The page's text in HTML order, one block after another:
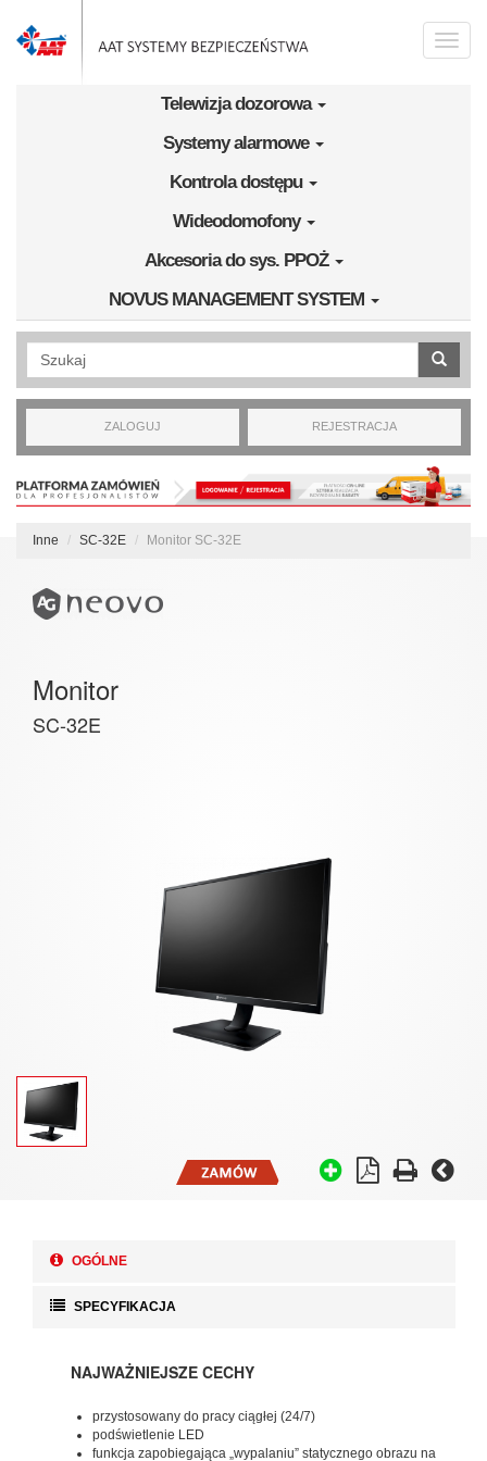
Toggle
Telewizja dozorowa
Systemy alarmowe
Kontrola dostępu
Wideodomofony
Akcesoria do sys. PPOŻ
NOVUS MANAGEMENT SYSTEM
Wyszukiwanie pełnotekstowe
ZALOGUJ REJESTRACJA
Inne SC-32E Monitor SC-32E
Monitor
SC-32E
OGÓLNE
SPECYFIKACJA
NAJWAŻNIEJSZE CECHY
przystosowany do pracy ciągłej (24/7)
podświetlenie LED
funkcja zapobiegająca „wypalaniu” statycznego obrazu na